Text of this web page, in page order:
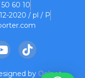
60 10
2020 / pl / P
YouTubeTikTok
by Oelnet.